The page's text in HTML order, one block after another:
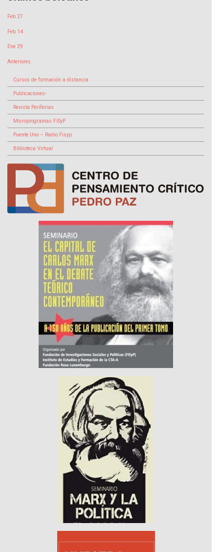
Feb 27
Feb 14
Ene 29
Anteriores
Cursos de formación a distancia
Publicaciones-
Revista Periferias
Microprogramas FiSyP
Puente Uno – Radio Fisyp
Biblioteca Virtual